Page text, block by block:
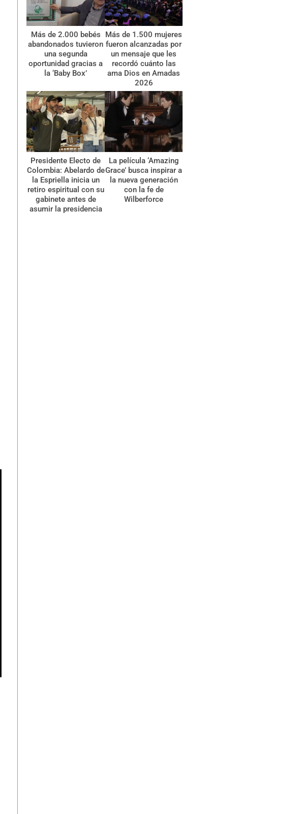
Más de 2.000 bebés
abandonados tuvieron
una segunda
oportunidad gracias a
la ‘Baby Box’
Más de 1.500 mujeres
fueron alcanzadas por
un mensaje que les
recordó cuánto las
ama Dios en Amadas
2026
Presidente Electo de
Colombia: Abelardo de
la Espriella inicia un
retiro espiritual con su
gabinete antes de
asumir la presidencia
La película ‘Amazing
Grace’ busca inspirar a
la nueva generación
con la fe de
Wilberforce